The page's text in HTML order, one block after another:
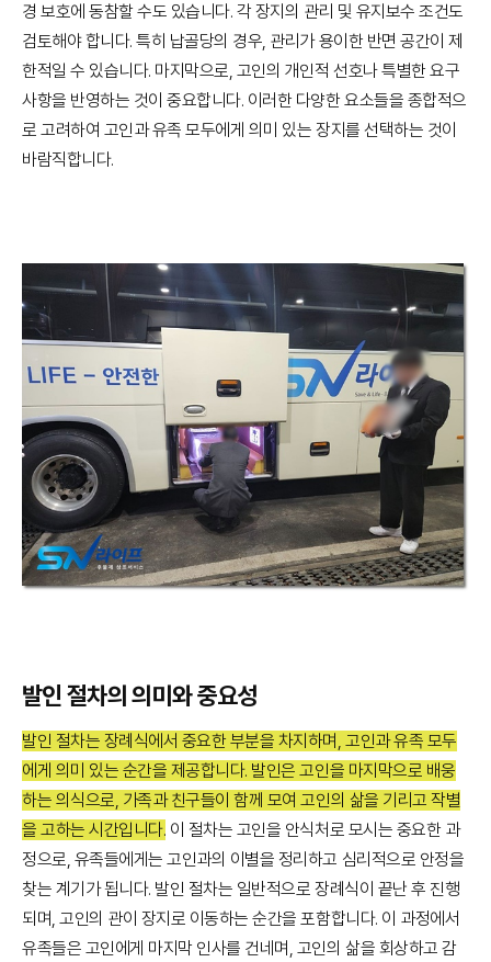
경 보호에 동참할 수도 있습니다. 각 장지의 관리 및 유지보수 조건도
검토해야 합니다. 특히 납골당의 경우, 관리가 용이한 반면 공간이 제
한적일 수 있습니다. 마지막으로, 고인의 개인적 선호나 특별한 요구
사항을 반영하는 것이 중요합니다. 이러한 다양한 요소들을 종합적으
로 고려하여 고인과 유족 모두에게 의미 있는 장지를 선택하는 것이
바람직합니다.
발인 절차의 의미와 중요성
발인 절차는 장례식에서 중요한 부분을 차지하며, 고인과 유족 모두
에게 의미 있는 순간을 제공합니다. 발인은 고인을 마지막으로 배웅
하는 의식으로, 가족과 친구들이 함께 모여 고인의 삶을 기리고 작별
을 고하는 시간입니다. 이 절차는 고인을 안식처로 모시는 중요한 과
정으로, 유족들에게는 고인과의 이별을 정리하고 심리적으로 안정을
찾는 계기가 됩니다. 발인 절차는 일반적으로 장례식이 끝난 후 진행
되며, 고인의 관이 장지로 이동하는 순간을 포함합니다. 이 과정에서
유족들은 고인에게 마지막 인사를 건네며, 고인의 삶을 회상하고 감